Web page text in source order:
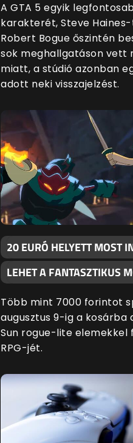
A GTA 5 egyik
karakterét, Steve
Robert Bogue őszintén
sok meghallgatáson vett
miatt, a stúdió azonban
adott neki visszajelzést.
20 EURÓ HELYETT MOST
LEHET A FANTASZTIKUS
Több mint 7000 forintot
augusztus 9-ig a kosárba
Sun rogue-lite
RPG-jét.